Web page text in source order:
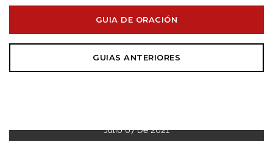
GUIA DE ORACIÓN
GUIAS ANTERIORES
Julio 07 De 2021